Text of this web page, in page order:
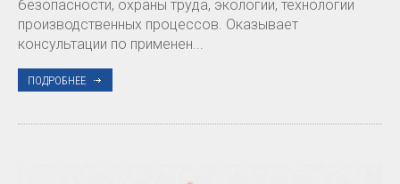
безопасности, охраны труда, экологии, технологии
производственных процессов. Оказывает
консультации по применен...
ПОДРОБНЕЕ